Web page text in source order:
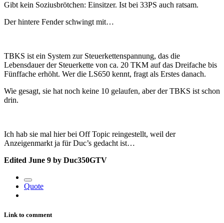
Gibt kein Soziusbrötchen: Einsitzer. Ist bei 33PS auch ratsam.
Der hintere Fender schwingt mit…
TBKS ist ein System zur Steuerkettenspannung, das die
Lebensdauer der Steuerkette von ca. 20 TKM auf das Dreifache bis
Fünffache erhöht. Wer die LS650 kennt, fragt als Erstes danach.
Wie gesagt, sie hat noch keine 10 gelaufen, aber der TBKS ist schon
drin.
Ich hab sie mal hier bei Off Topic reingestellt, weil der
Anzeigenmarkt ja für Duc’s gedacht ist…
Edited June 9 by Duc350GTV
Quote
Link to comment